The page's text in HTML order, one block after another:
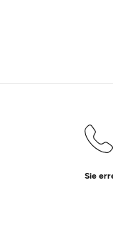
Sie